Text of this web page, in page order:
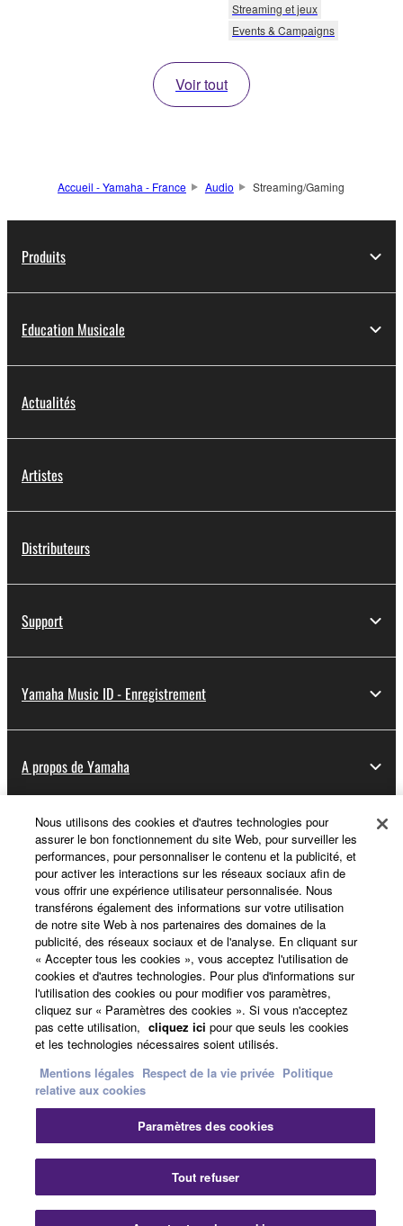
Streaming et jeux
Events & Campaigns
Voir tout
Accueil - Yamaha - France Audio Streaming/Gaming
Produits
Education Musicale
Actualités
Artistes
Distributeurs
Support
Yamaha Music ID - Enregistrement
A propos de Yamaha
France - French
Professionnel
Nous contacter Conditions d'utilisation
Mentions légales
© Yamaha Corporation.
Nous utilisons des cookies et d'autres technologies pour
assurer le bon fonctionnement du site Web, pour surveiller les
performances, pour personnaliser le contenu et la publicité, et
pour activer les interactions sur les réseaux sociaux afin de
vous offrir une expérience utilisateur personnalisée. Nous
transférons également des informations sur votre utilisation
de notre site Web à nos partenaires des domaines de la
publicité, des réseaux sociaux et de l'analyse. En cliquant sur
« Accepter tous les cookies », vous acceptez l'utilisation de
cookies et d'autres technologies. Pour plus d'informations sur
l'utilisation des cookies ou pour modifier vos paramètres,
cliquez sur « Paramètres des cookies ». Si vous n'acceptez
pas cette utilisation, cliquez ici pour que seuls les cookies
et les technologies nécessaires soient utilisés.
Mentions légales Respect de la vie privée Politique
relative aux cookies
Paramètres des cookies
Tout refuser